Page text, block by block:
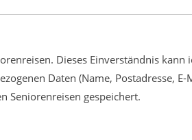
Dieses Einverständnis kann
Daten (Name, Postadresse,
Seniorenreisen gespeichert.